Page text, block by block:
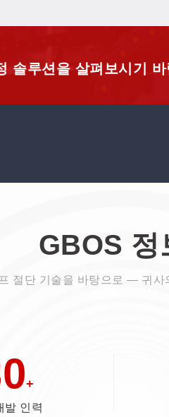
솔루션을 살펴보시기
GBOS 정
절단 기술을 바탕으로 — 귀사
+
발 인력